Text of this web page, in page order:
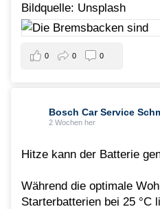
Bildquelle: Unsplash
0 0 0
Bosch Car Service
2 Wochen her
Hitze kann der Batterie
Während die optimale
Starterbatterien bei 25 °C